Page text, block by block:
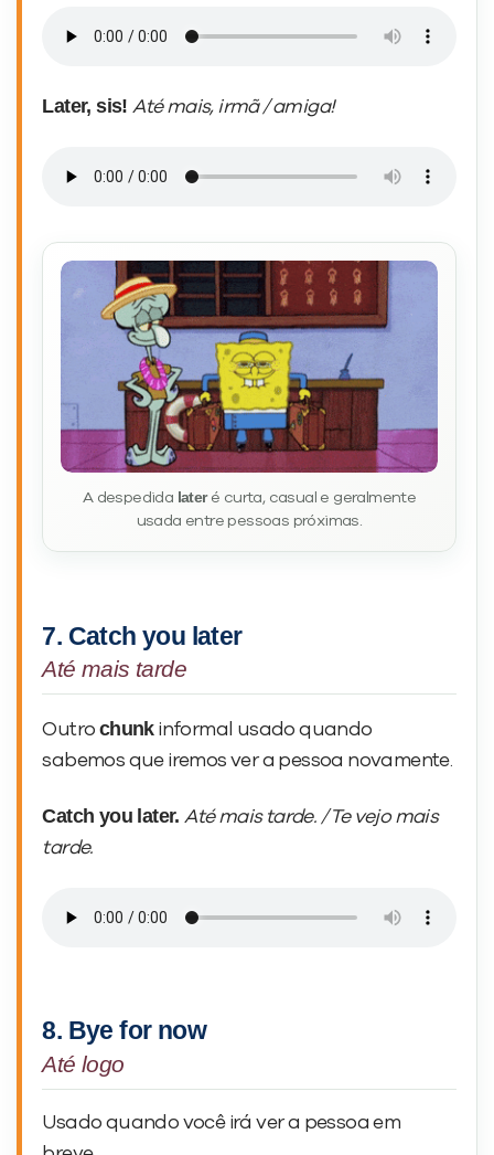
Later, sis!Até mais, irmã / amiga!
A despedida lateré curta, casual e geralmente
usada entre pessoas próximas.
7. Catch you later
Até mais tarde
Outro chunkinformal usado quando
sabemos que iremos ver a pessoa novamente.
Catch you later. Até mais tarde. / Te vejo mais
tarde.
8. Bye for now
Até logo
Usado quando você irá ver a pessoa em